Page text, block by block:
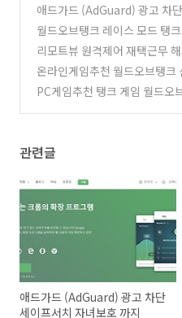
애드가드 (AdGuard) 광고 차
보호 까지 (1)
월드오브탱크 레이스 모드 탱
감 타격감 굿!~
(0)
리모트뷰 원격제어 재택근무
무용 컴퓨터 편하게 쓰자
(0)
온라인게임추천 월드오브탱크
아보자 (2)
PC게임추천 탱크 게임 월드오
관련글
애드가드 (AdGuard) 광고 차단
세이프서치 자녀보호 까지